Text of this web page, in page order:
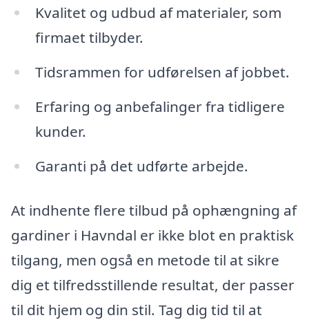
Kvalitet og udbud af materialer, som
firmaet tilbyder.
Tidsrammen for udførelsen af jobbet.
Erfaring og anbefalinger fra tidligere
kunder.
Garanti på det udførte arbejde.
At indhente flere tilbud på ophængning af
gardiner i Havndal er ikke blot en praktisk
tilgang, men også en metode til at sikre
dig et tilfredsstillende resultat, der passer
til dit hjem og din stil. Tag dig tid til at